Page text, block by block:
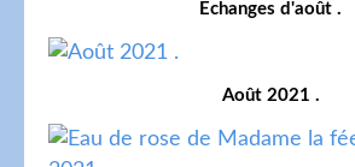
Echanges d'août .
Août 2021 .